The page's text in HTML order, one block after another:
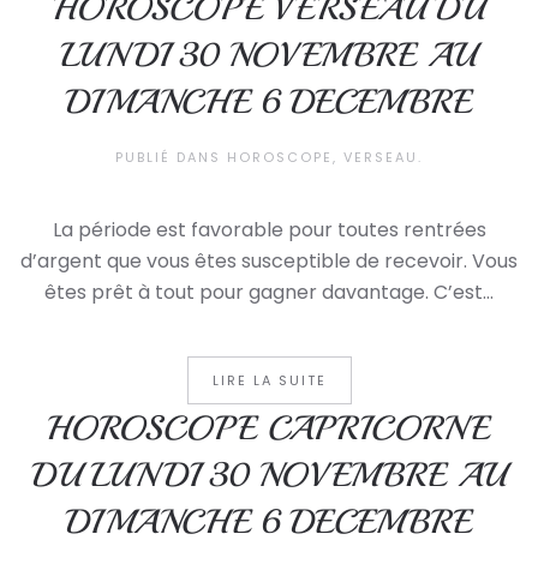
LUNDI 30 NOVEMBRE AU
DIMANCHE 6 DECEMBRE
PUBLIÉ DANS HOROSCOPE, VERSEAU .
La période est favorable pour toutes rentrées
d’argent que vous êtes susceptible de recevoir. Vous
êtes prêt à tout pour gagner davantage. C’est...
LIRE LA SUITE
HOROSCOPE CAPRICORNE
DU LUNDI 30 NOVEMBRE AU
DIMANCHE 6 DECEMBRE